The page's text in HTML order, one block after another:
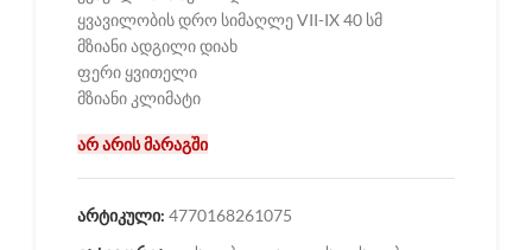
ყვავილობის დრო სიმაღლე VII-IX 40 სმ
მზიანი ადგილი დიახ
ფერი ყვითელი
მზიანი კლიმატი
არ არის მარაგში
არტიკული: 4770168261075